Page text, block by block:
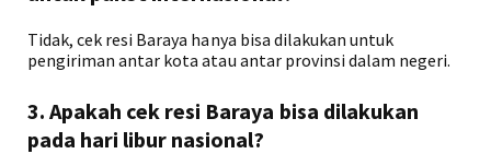
Tidak, cek resi Baraya hanya bisa dilakukan untuk
pengiriman antar kota atau antar provinsi dalam negeri.
3. Apakah cek resi Baraya bisa dilakukan
pada hari libur nasional?